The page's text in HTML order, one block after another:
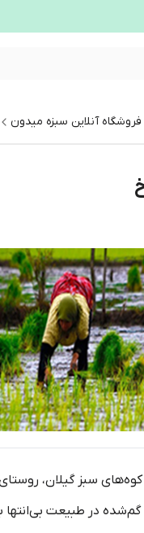
فروشگاه آنلاین سبزه میدون
سبز گیلان، روستای
گم‌شده در طبیعت بی‌انتها